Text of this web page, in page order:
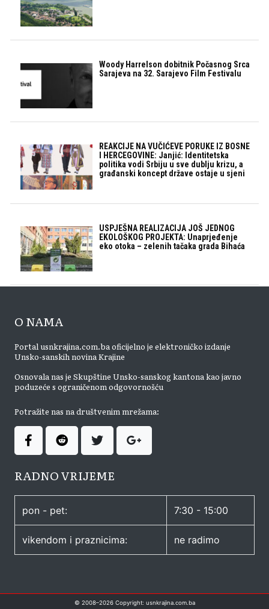
Woody Harrelson dobitnik Počasnog Srca
Sarajeva na 32. Sarajevo Film Festivalu
REAKCIJE NA VUČIĆEVE PORUKE IZ BOSNE
I HERCEGOVINE: Janjić: Identitetska
politika vodi Srbiju u sve dublju krizu, a
građanski koncept države ostaje u sjeni
USPJEŠNA REALIZACIJA JOŠ JEDNOG
EKOLOŠKOG PROJEKTA: Unaprjeđenje
eko otoka – zelenih tačaka grada Bihaća
O NAMA
Portal usnkrajina.com.ba oficijelno je elektroničko izdanje
Unsko-sanskih novina Krajine
Osnovala nas je Skupštine Unsko-sanskog kantona kao javno
poduzeće s ograničenom odgovornošću
Potražite nas na društvenim mrežama:
RADNO VRIJEME
pon - pet: 7:30 - 15:00
vikendom i praznicima: ne radimo
© 2008–2026Copyright: usnkrajina.com.ba